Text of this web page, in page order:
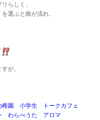
らしく、
選ぶと曲が流れ、
が、
園 小学生 トークカフェ
わらべうた アロマ